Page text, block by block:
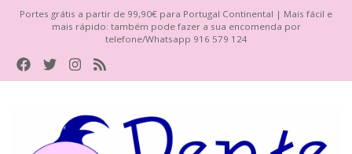
Portes grátis a partir de 99,90€ para Portugal Continental | Mais fácil e
mais rápido: também pode fazer a sua encomenda por
telefone/Whatsapp 916 579 124